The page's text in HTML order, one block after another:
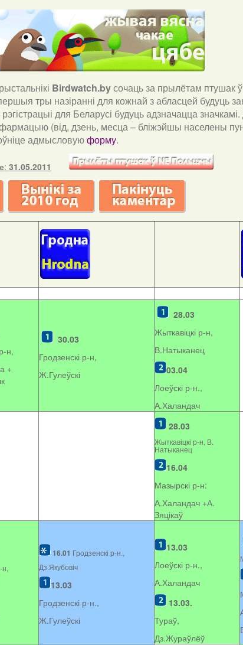
Birdwatch.byсочаць за прылётам птушак
тры назіранні для кожнай з абласцей будуць
для Беларусі будуць адзначацца
(від, дзень, месца – бліжэйшы населены
адмысловуюформу.
:31.05.2011
н,
+
30.03
Гродзенскі р-н,
Ж.Гулеўскі
28.03
Жыткавіцкі р-н,
В.Натыканец
03.04
Лоеўскі р-н.,
А.Халандач
28.03
Жыткавіцкі р-н, В.
Натыканец
16.04
Мазырскі р-н:
А.Халандач +А.
Зяцікаў
н,
16.01 Гродзенскі р-н.,
Дз.Якубовіч
13.03
Гродзенскі р-н.,
Ж.Гулеўскі
13.03
Лоеўскі р-н.,
А.Халандач
13.03.
Тураў,
Дз.Жураўлёў